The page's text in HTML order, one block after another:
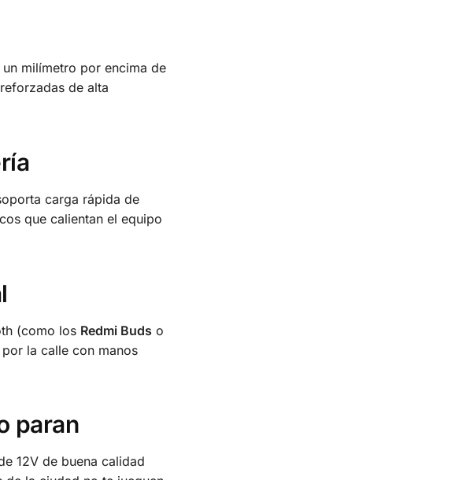
milímetro por encima de
de alta
carga rápida de
que calientan el equipo
(como los Redmi Buds o
la calle con manos
paran
12V de buena calidad